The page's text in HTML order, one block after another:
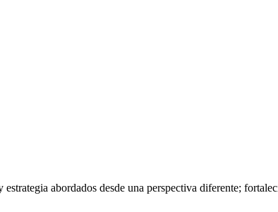
abordados desde una perspectiva diferente;